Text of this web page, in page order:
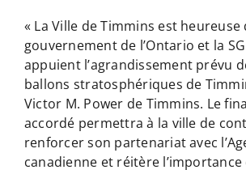
« La Ville de Timmins est heureuse
gouvernement de l’Ontario et la
appuient l’agrandissement prévu
ballons stratosphériques de
Victor M. Power de Timmins. Le
accordé permettra à la ville de
renforcer son partenariat avec
canadienne et réitère l’importance